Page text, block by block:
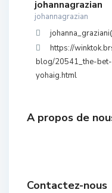
johannagrazian
johannagrazian
https://
blog/20541_the-
yohaig.html
A propos de
Contactez-nous